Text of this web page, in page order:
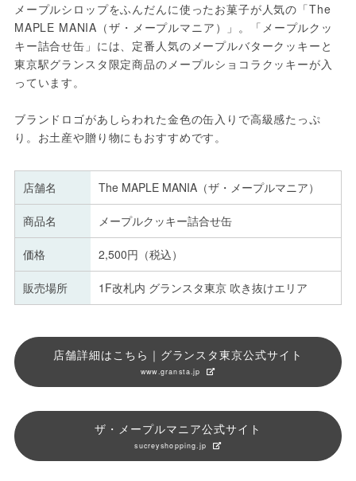
メープルシロップをふんだんに使ったお菓子が人気の「The
MAPLE MANIA（ザ・メープルマニア）」。「メープルクッ
キー詰合せ缶」には、定番人気のメープルバタークッキーと
東京駅グランスタ限定商品のメープルショコラクッキーが入
っています。
ブランドロゴがあしらわれた金色の缶入りで高級感たっぷ
り。お土産や贈り物にもおすすめです。
店舗名 The MAPLE MANIA（ザ・メープルマニア）
商品名 メープルクッキー詰合せ缶
価格 2,500円（税込）
販売場所 1F改札内 グランスタ東京 吹き抜けエリア
店舗詳細はこちら｜グランスタ東京公式サイト
www.gransta.jp
ザ・メープルマニア公式サイト
sucreyshopping.jp